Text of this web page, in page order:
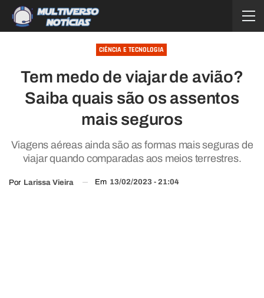
CIÊNCIA E TECNOLOGIA
Tem medo de viajar de avião?
Saiba quais são os assentos
mais seguros
Viagens aéreas ainda são as formas mais seguras de
viajar quando comparadas aos meios terrestres.
Por Larissa Vieira Em 13/02/2023 - 21:04